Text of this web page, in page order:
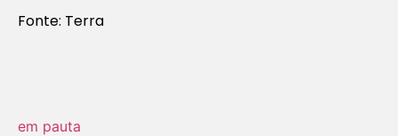
Fonte: Terra
em pauta